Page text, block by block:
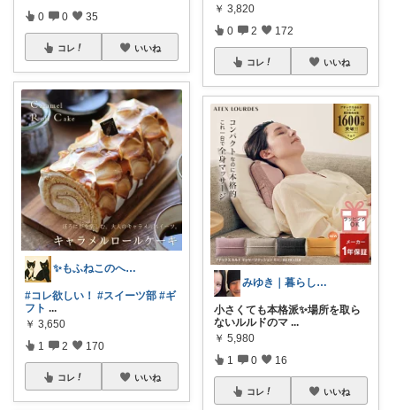
0 0 35
コレ いいね
✨もふねこのへや✨
#コレ欲しい！ #スイーツ部 #ギ
フト ...
￥ 3,650
1 2 170
コレ いいね
￥ 3,820
0 2 172
コレ いいね
みゆき｜暮らしのおすすめ
小さくても本格派✨場所を取ら
ないルルドのマ ...
￥ 5,980
1 0 16
コレ いいね